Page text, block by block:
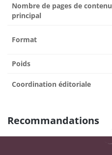
Nombre de pages de contenu
principal
Format
Poids
Coordination éditoriale
Recommandations